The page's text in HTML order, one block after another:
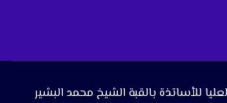
العليا للأساتذة بالقبة الشيخ محمد البشير